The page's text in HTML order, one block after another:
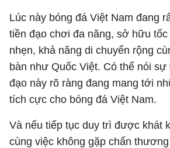
Lúc này bóng đá Việt Nam đang
tiền đạo chơi đa năng, sở hữu
nhẹn, khả năng di chuyển rộng
bàn như Quốc Việt. Có thể nói sự
đạo này rõ ràng đang mang tới
tích cực cho bóng đá Việt Nam.
Và nếu tiếp tục duy trì được khát
cùng việc không gặp chấn